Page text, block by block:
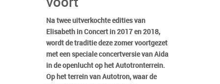
voort
Na twee uitverkochte edities van
Elisabeth in Concert in 2017 en 2018,
wordt de traditie deze zomer voortgezet
met een speciale concertversie van Aida
in de openlucht op het Autotronterrein.
Op het terrein van Autotron, waar de